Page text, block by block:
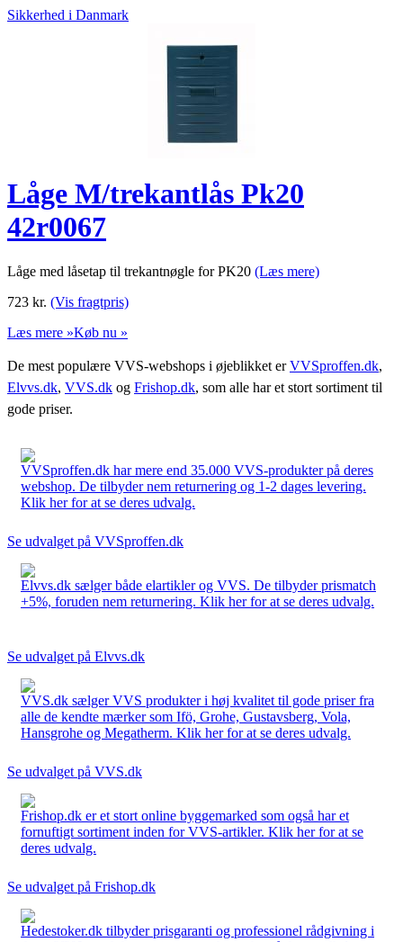
Sikkerhed i Danmark
Låge M/trekantlås Pk20
42r0067
Låge med låsetap til trekantnøgle for PK20 (Læs mere)
723 kr. (Vis fragtpris)
Læs mere »Køb nu »
De mest populære VVS-webshops i øjeblikket erVVSproffen.dk,
Elvvs.dk, VVS.dk og Frishop.dk, som alle har et stort sortiment til
gode priser.
VVSproffen.dk har mere end 35.000 VVS-produkter på deres
webshop. De tilbyder nem returnering og 1-2 dages levering.
Klik her for at se deres udvalg.
Se udvalget på VVSproffen.dk
Elvvs.dk sælger både elartikler og VVS. De tilbyder prismatch
+5%, foruden nem returnering. Klik her for at se deres udvalg.
Se udvalget på Elvvs.dk
VVS.dk sælger VVS produkter i høj kvalitet til gode priser fra
alle de kendte mærker som Ifö, Grohe, Gustavsberg, Vola,
Hansgrohe og Megatherm. Klik her for at se deres udvalg.
Se udvalget på VVS.dk
Frishop.dk er et stort online byggemarked som også har et
fornuftigt sortiment inden for VVS-artikler. Klik her for at se
deres udvalg.
Se udvalget på Frishop.dk
Hedestoker.dk tilbyder prisgaranti og professionel rådgivning i